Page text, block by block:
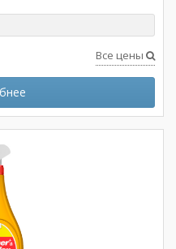
Все цены